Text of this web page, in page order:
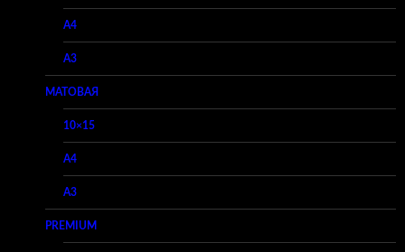
A4
A3
МАТОВАЯ
10×15
A4
A3
PREMIUM